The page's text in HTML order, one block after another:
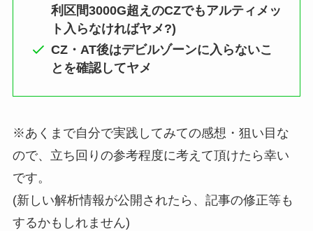
利区間3000G超えのCZでもアルティメッ
ト入らなければヤメ?)
CZ・AT後はデビルゾーンに入らないこ
とを確認してヤメ
※あくまで自分で実践してみての感想・狙い目な
ので、立ち回りの参考程度に考えて頂けたら幸い
です。
(新しい解析情報が公開されたら、記事の修正等も
するかもしれません)